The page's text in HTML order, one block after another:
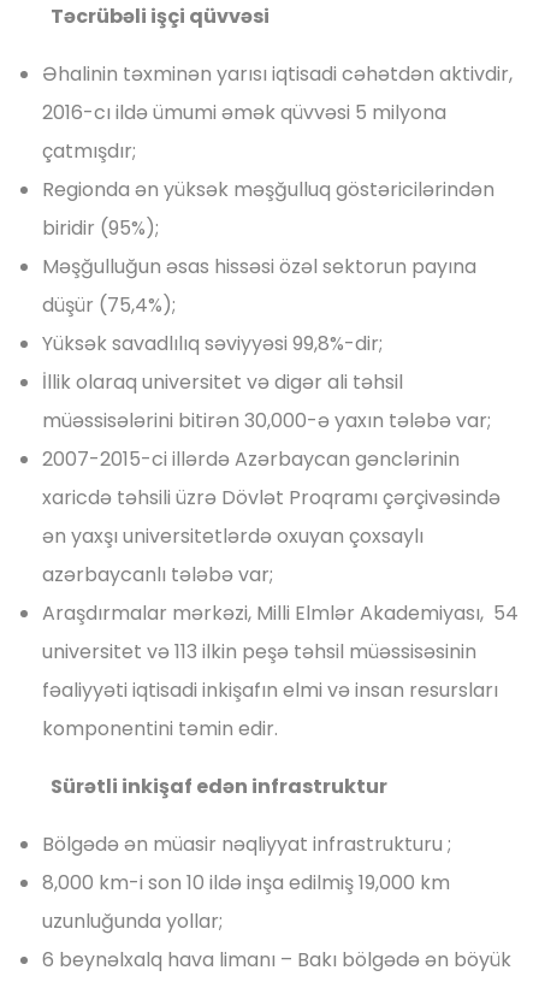
Təcrübəli işçi qüvvəsi
Əhalinin təxminən yarısı iqtisadi cəhətdən aktivdir,
2016-cı ildə ümumi əmək qüvvəsi 5 milyona
çatmışdır;
Regionda ən yüksək məşğulluq göstəricilərindən
biridir (95%);
Məşğulluğun əsas hissəsi özəl sektorun payına
düşür (75,4%);
Yüksək savadlılıq səviyyəsi 99,8%-dir;
İllik olaraq universitet və digər ali təhsil
müəssisələrini bitirən 30,000-ə yaxın tələbə var;
2007-2015-ci illərdə Azərbaycan gənclərinin
xaricdə təhsili üzrə Dövlət Proqramı çərçivəsində
ən yaxşı universitetlərdə oxuyan çoxsaylı
azərbaycanlı tələbə var;
Araşdırmalar mərkəzi, Milli Elmlər Akademiyası, 54
universitet və 113 ilkin peşə təhsil müəssisəsinin
fəaliyyəti iqtisadi inkişafın elmi və insan resursları
komponentini təmin edir.
Sürətli inkişaf edən infrastruktur
Bölgədə ən müasir nəqliyyat infrastrukturu ;
8,000 km-i son 10 ildə inşa edilmiş 19,000 km
uzunluğunda yollar;
6 beynəlxalq hava limanı – Bakı bölgədə ən böyük